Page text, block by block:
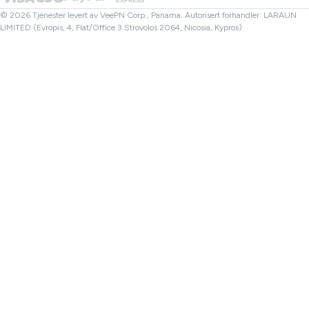
Tyrkia VPN
© 2026 Tjenester levert av VeePN Corp., Panama. Autorisert forhandler: LARAUN
LIMITED (Evropis, 4, Flat/Office 3 Strovolos 2064, Nicosia, Kypros)